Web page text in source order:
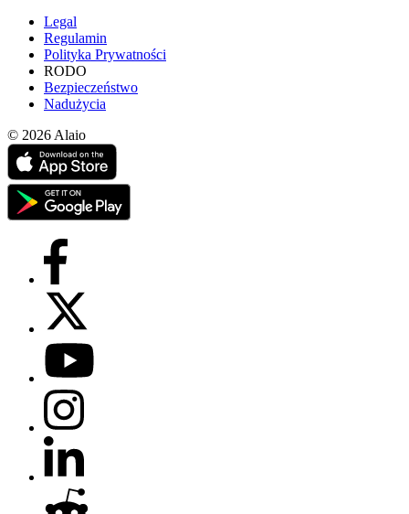
Legal
Regulamin
Polityka Prywatności
RODO
Bezpieczeństwo
Nadużycia
© 2026 Alaio